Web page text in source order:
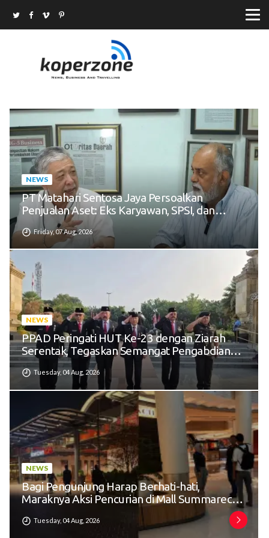
NEWS
PT Matahari Sentosa Jaya Persoalkan
Penjualan Aset: Eks Karyawan, SPSI, dan
Sengketa Eksekusi Sepihak
Friday, 07 Aug, 2026
NEWS
PPAD Peringati HUT Ke-23 dengan Ziarah
Serentak, Tegaskan Semangat Pengabdian
Tak Pernah Usai
Tuesday, 04 Aug, 2026
NEWS
Bagi Pengunjung Harap Berhati-hati,
Maraknya Aksi Pencurian di Mall Summarecon
Tuesday, 04 Aug, 2026